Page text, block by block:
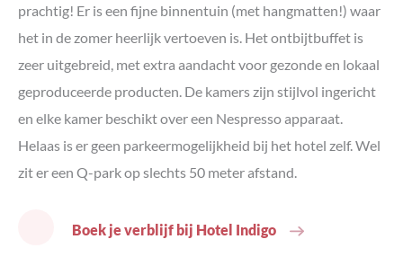
prachtig! Er is een fijne binnentuin (met hangmatten!) waar
het in de zomer heerlijk vertoeven is. Het ontbijtbuffet is
zeer uitgebreid, met extra aandacht voor gezonde en lokaal
geproduceerde producten. De kamers zijn stijlvol ingericht
en elke kamer beschikt over een Nespresso apparaat.
Helaas is er geen parkeermogelijkheid bij het hotel zelf. Wel
zit er een Q-park op slechts 50 meter afstand.
Boek je verblijf bij Hotel Indigo